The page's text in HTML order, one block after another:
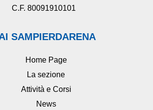
C.F. 80091910101
SAMPIERDARENA
Home Page
La sezione
Attività e Corsi
News